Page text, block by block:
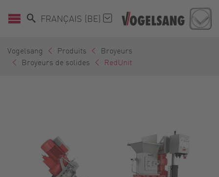
FRANÇAIS (BE)
Vogelsang Produits
Broyeurs
Broyeurs de solides
RedUnit